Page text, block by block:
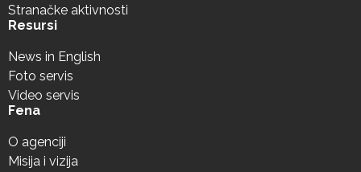
Stranačke aktivnosti
Resursi
News in English
Foto servis
Video servis
Fena
O agenciji
Misija i vizija